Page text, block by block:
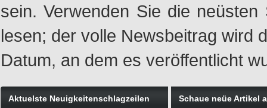
sein. Verwenden Sie die
lesen; der volle Newsbeitrag wird
Datum, an dem es veröffentlicht
Aktuelste Neuigkeitenschlagzeilen Schaue neüe Artikel